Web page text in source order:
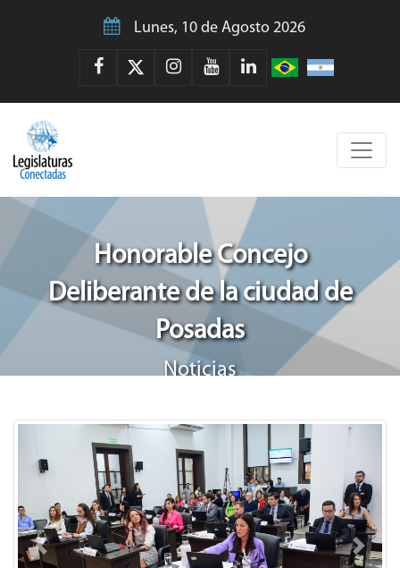
Lunes, 10 de Agosto 2026
Honorable Concejo
Deliberante de la ciudad de
Posadas
Noticias
Previous Next